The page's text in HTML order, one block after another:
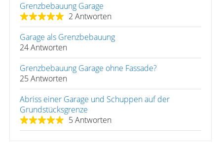
Grenzbebauung Garage
2 Antworten
Garage als Grenzbebauung
24 Antworten
Grenzbebauung Garage ohne Fassade?
25 Antworten
Abriss einer Garage und Schuppen auf der
Grundstücksgrenze
5 Antworten